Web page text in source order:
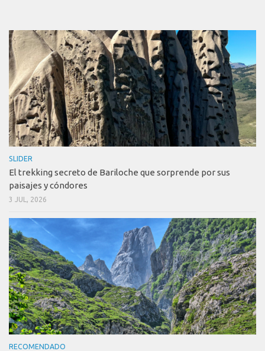
SLIDER
El trekking secreto de Bariloche que sorprende por sus
paisajes y cóndores
3 JUL, 2026
RECOMENDADO